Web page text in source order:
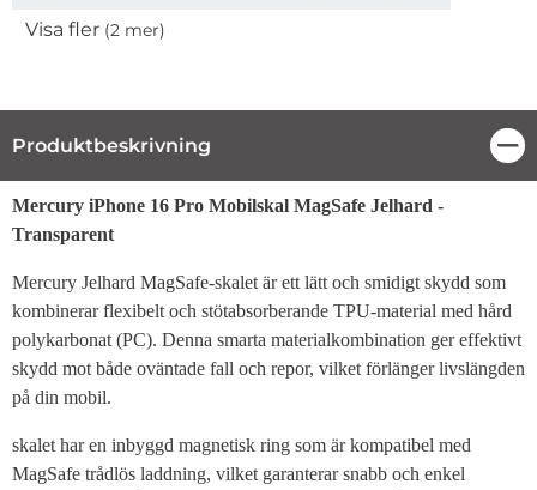
Visa fler (2 mer)
Produktbeskrivning
Produktbeskrivning
Mercury iPhone 16 Pro Mobilskal MagSafe Jelhard -
Transparent
Mercury Jelhard MagSafe-skalet är ett lätt och smidigt skydd som
kombinerar flexibelt och stötabsorberande TPU-material med hård
polykarbonat (PC). Denna smarta materialkombination ger effektivt
skydd mot både oväntade fall och repor, vilket förlänger livslängden
på din mobil.
skalet har en inbyggd magnetisk ring som är kompatibel med
MagSafe trådlös laddning, vilket garanterar snabb och enkel